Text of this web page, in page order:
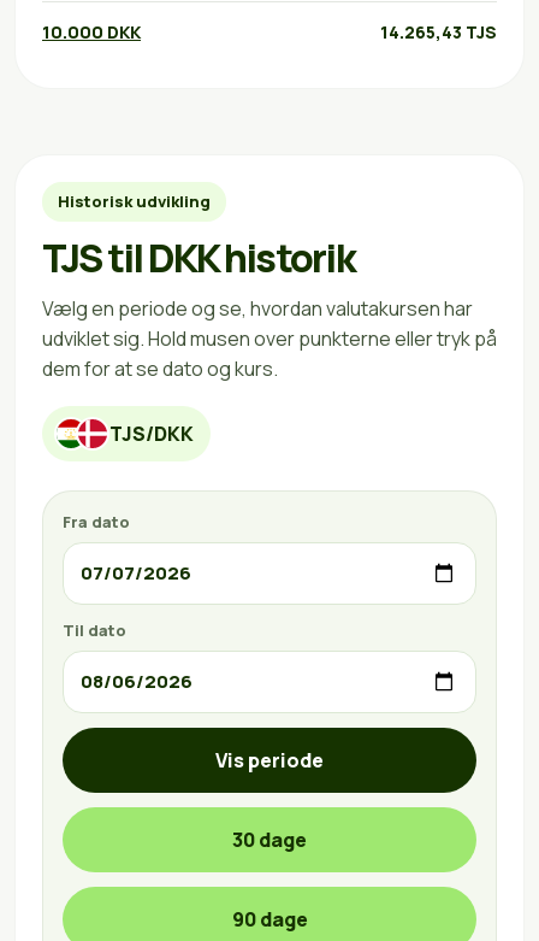
10.000 DKK 14.265,43 TJS
Historisk udvikling
TJS til DKK historik
Vælg en periode og se, hvordan valutakursen har
udviklet sig. Hold musen over punkterne eller tryk på
dem for at se dato og kurs.
TJS/DKK
Fra dato
Til dato
Vis periode
30 dage
90 dage